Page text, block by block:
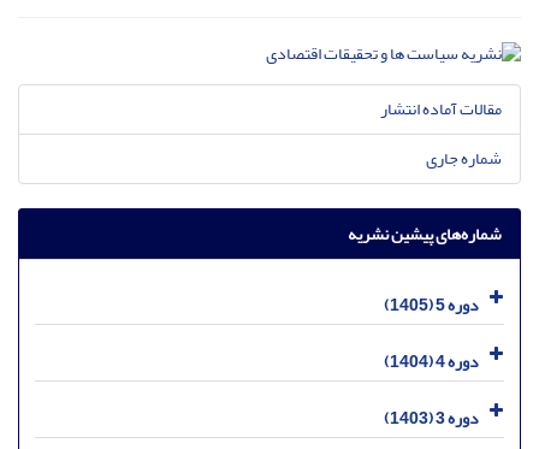
مقالات آماده انتشار
شماره جاری
شماره‌های پیشین نشریه
دوره 5 (1405)
دوره 4 (1404)
دوره 3 (1403)